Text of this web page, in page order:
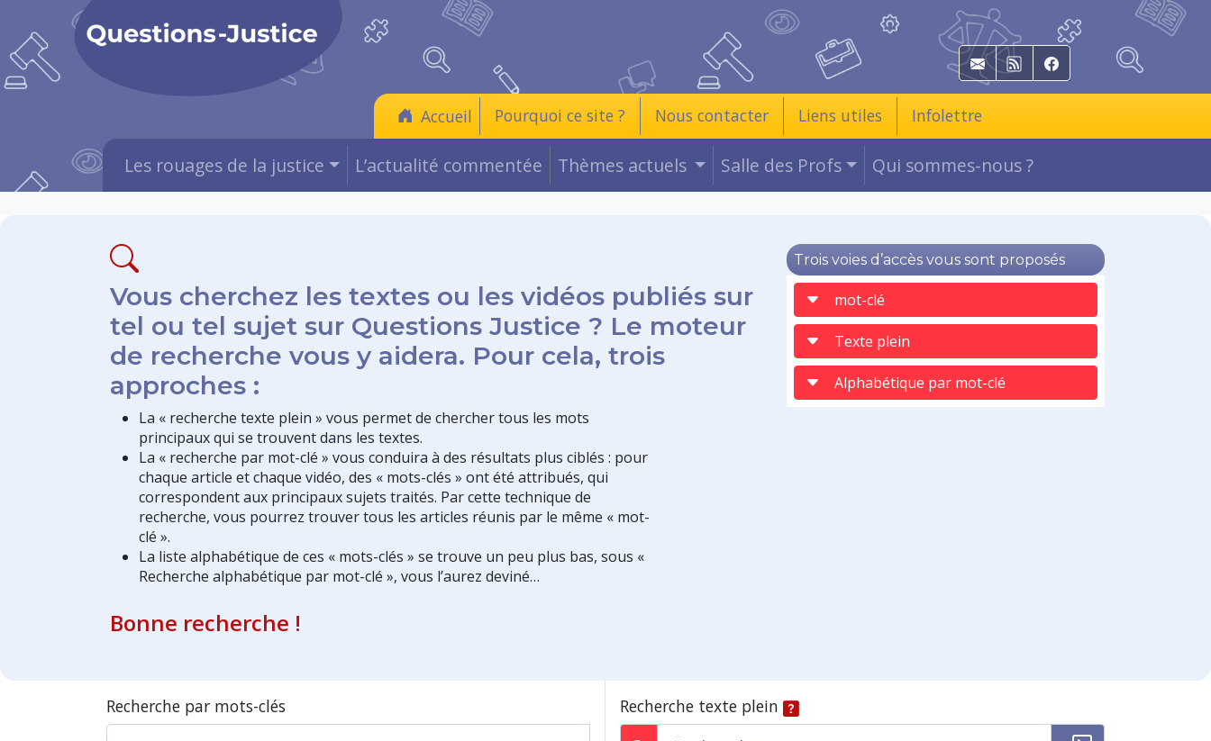
E-mail RSS Facebook
Accueil Pourquoi ce site ? Nous contacter Liens utiles Infolettre
Les rouages de la justice L’actualité commentée Thèmes actuels Salle des Profs Qui sommes-nous ?
Vous cherchez les textes ou les vidéos publiés sur
tel ou tel sujet sur Questions Justice ? Le moteur
de recherche vous y aidera. Pour cela, trois
approches :
La « recherche texte plein » vous permet de chercher tous les mots
principaux qui se trouvent dans les textes.
La « recherche par mot-clé » vous conduira à des résultats plus ciblés : pour
chaque article et chaque vidéo, des « mots-clés » ont été attribués, qui
correspondent aux principaux sujets traités. Par cette technique de
recherche, vous pourrez trouver tous les articles réunis par le même « mot-
clé ».
La liste alphabétique de ces « mots-clés » se trouve un peu plus bas, sous «
Recherche alphabétique par mot-clé », vous l’aurez deviné…
Bonne recherche !
Trois voies d’accès vous sont proposés
mot-clé
Texte plein
Alphabétique par mot-clé
Recherche par mots-clés Recherche texte plein